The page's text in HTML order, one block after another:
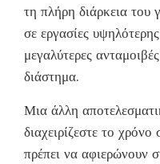
τη πλήρη διάρκεια του
σε εργασίες
μεγαλύτερες
διάστημα.
Μια άλλη
διαχειρίζεστε το
πρέπει να αφιερώνουν